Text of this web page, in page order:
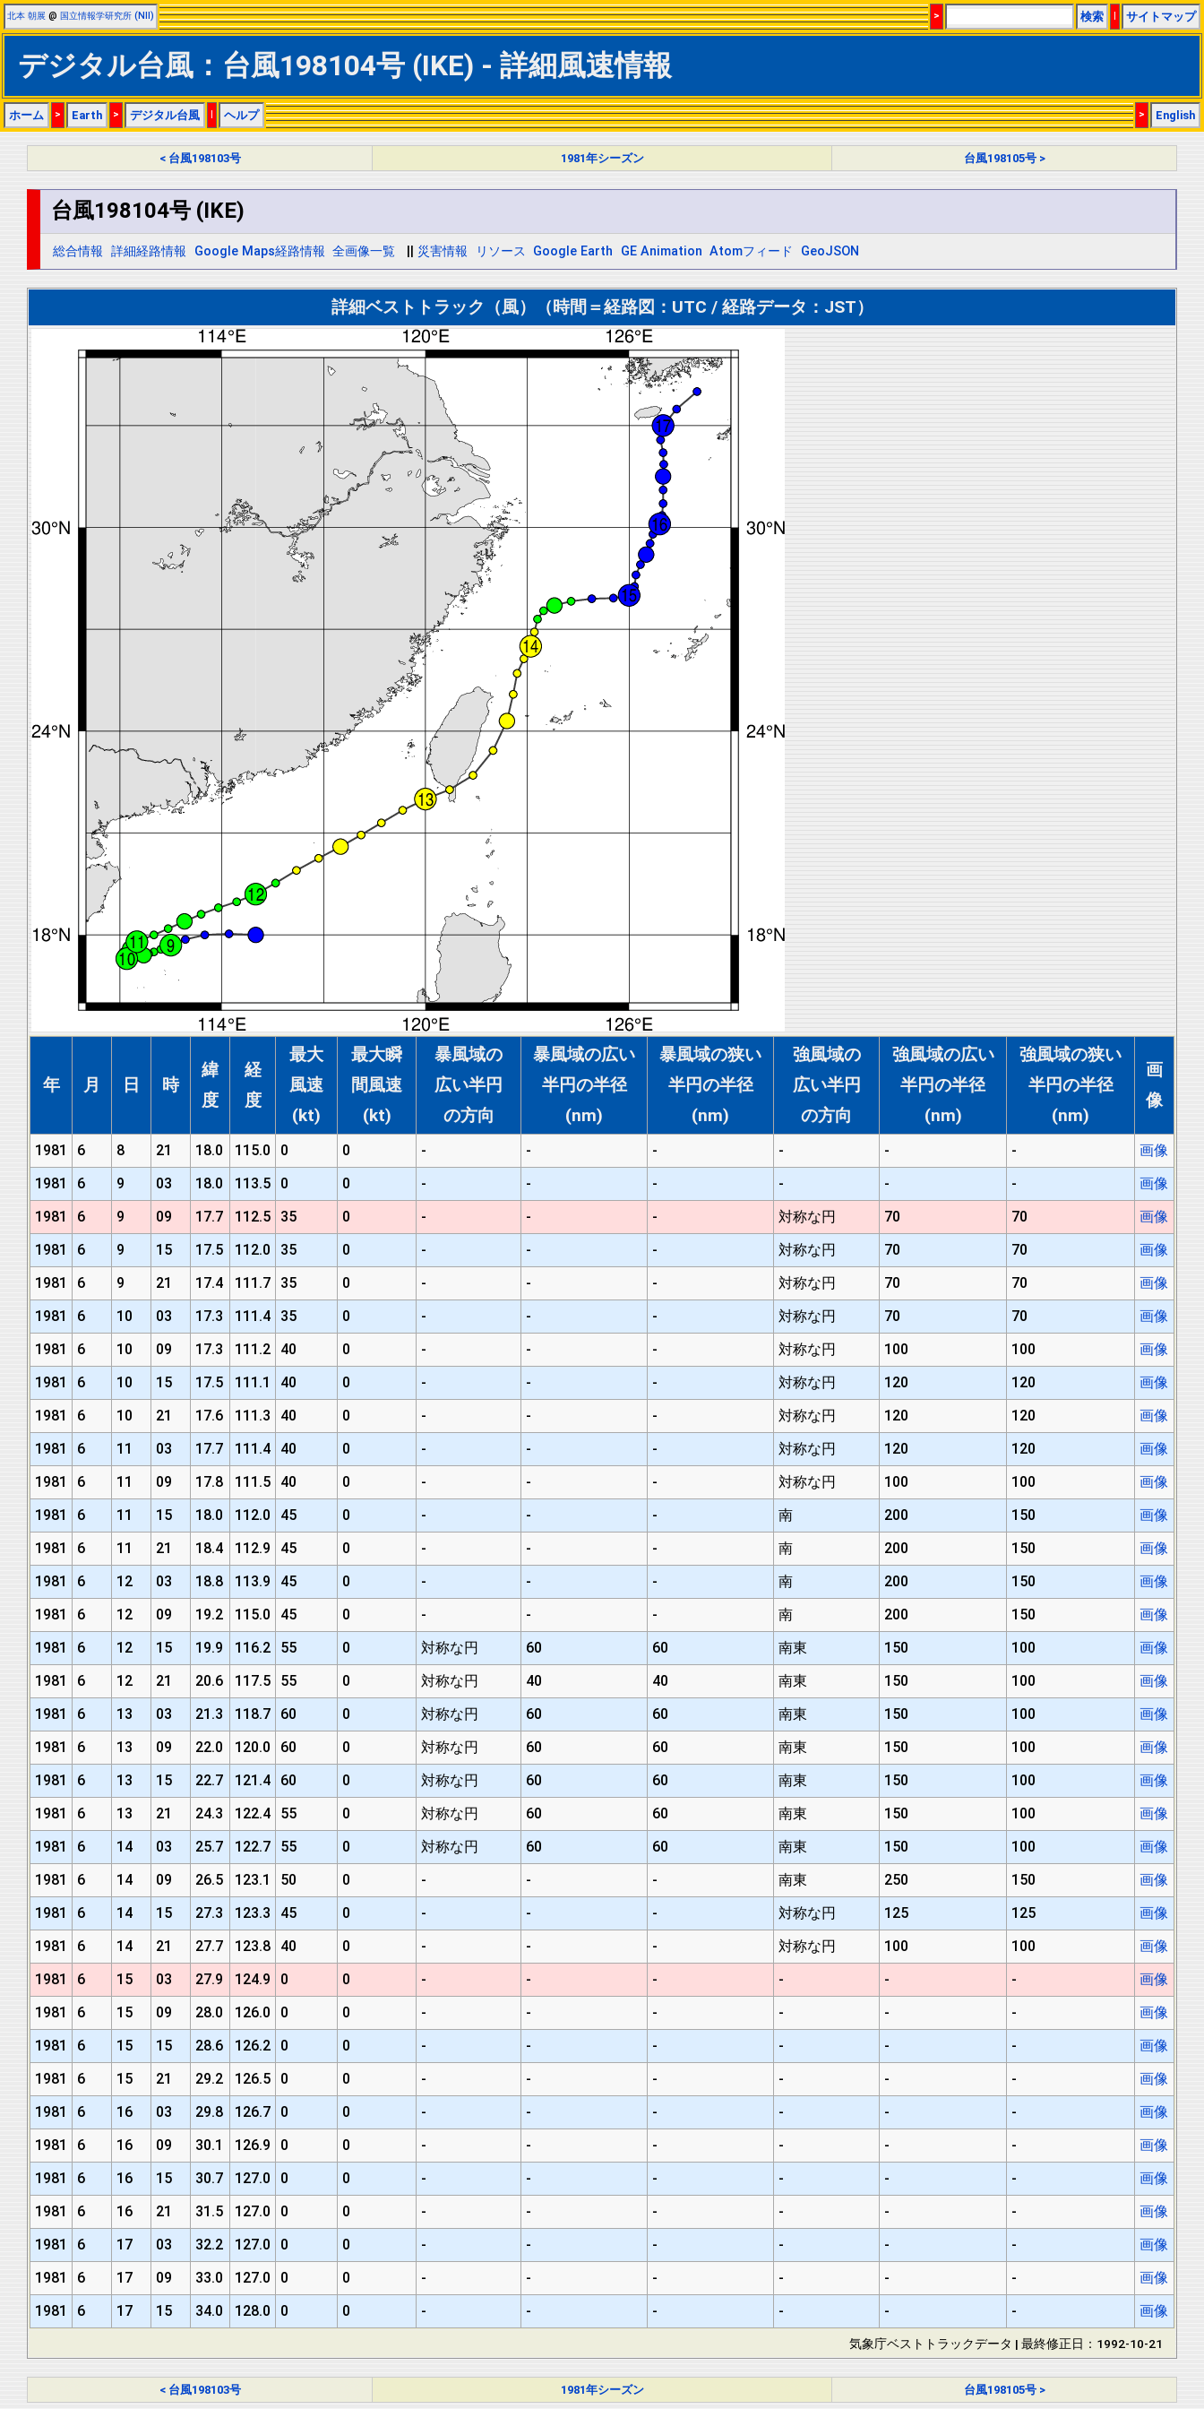
北本 朝展 @ 国立情報学研究所 (NII) > 検索 | サイトマップ
デジタル台風：台風198104号 (IKE) - 詳細風速情報
ホーム > Earth > デジタル台風 | ヘルプ > English
< 台風198103号 1981年シーズン 台風198105号 >
台風198104号 (IKE)
総合情報 詳細経路情報 Google Maps経路情報 全画像一覧 災害情報 リソース Google Earth GE Animation Atomフィード GeoJSON
詳細ベストトラック（風）（時間＝経路図：UTC / 経路データ：JST）
年 月 日 時
緯
度
経
度
最大
風速
(kt)
最大瞬
間風速
(kt)
暴風域の
広い半円
の方向
暴風域の広い
半円の半径
(nm)
暴風域の狭い
半円の半径
(nm)
強風域の
広い半円
の方向
強風域の広い
半円の半径
(nm)
強風域の狭い
半円の半径
(nm)
画
像
1981 6 8 21 18.0 115.0 0 0 - - - - - -
画像
1981
6 9 03 18.0 113.5 0 0 - - - - - -
画像
1981
6 9 09 17.7 112.5 35 0 - - - 対称な円 70 70
画像
1981
6 9 15 17.5 112.0 35 0 - - - 対称な円 70 70
画像
1981
6 9 21 17.4 111.7 35 0 - - - 対称な円 70 70
画像
1981
6 10 03 17.3 111.4 35 0 - - - 対称な円 70 70
画像
1981
6 10 09 17.3 111.2 40 0 - - - 対称な円 100 100
画像
1981
6 10 15 17.5 111.1 40 0 - - - 対称な円 120 120
画像
1981
6 10 21 17.6 111.3 40 0 - - - 対称な円 120 120
画像
1981
6 11 03 17.7 111.4 40 0 - - - 対称な円 120 120
画像
1981
6 11 09 17.8 111.5 40 0 - - - 対称な円 100 100
画像
1981
6 11 15 18.0 112.0 45 0 - - - 南 200 150
画像
1981
6 11 21 18.4 112.9 45 0 - - - 南 200 150
画像
1981
6 12 03 18.8 113.9 45 0 - - - 南 200 150
画像
1981
6 12 09 19.2 115.0 45 0 - - - 南 200 150
画像
1981
6 12 15 19.9 116.2 55 0 対称な円 60 60 南東 150 100
画像
1981
6 12 21 20.6 117.5 55 0 対称な円 40 40 南東 150 100
画像
1981
6 13 03 21.3 118.7 60 0 対称な円 60 60 南東 150 100
画像
1981
6 13 09 22.0 120.0 60 0 対称な円 60 60 南東 150 100
画像
1981
6 13 15 22.7 121.4 60 0 対称な円 60 60 南東 150 100
画像
1981
6 13 21 24.3 122.4 55 0 対称な円 60 60 南東 150 100
画像
1981
6 14 03 25.7 122.7 55 0 対称な円 60 60 南東 150 100
画像
1981
6 14 09 26.5 123.1 50 0 - - - 南東 250 150
画像
1981
6 14 15 27.3 123.3 45 0 - - - 対称な円 125 125
画像
1981
6 14 21 27.7 123.8 40 0 - - - 対称な円 100 100
画像
1981
6 15 03 27.9 124.9 0 0 - - - - - -
画像
1981
6 15 09 28.0 126.0 0 0 - - - - - -
画像
1981
6 15 15 28.6 126.2 0 0 - - - - - -
画像
1981
6 15 21 29.2 126.5 0 0 - - - - - -
画像
1981
6 16 03 29.8 126.7 0 0 - - - - - -
画像
1981
6 16 09 30.1 126.9 0 0 - - - - - -
画像
1981
6 16 15 30.7 127.0 0 0 - - - - - -
画像
1981
6 16 21 31.5 127.0 0 0 - - - - - -
画像
1981
6 17 03 32.2 127.0 0 0 - - - - - -
画像
1981
6 17 09 33.0 127.0 0 0 - - - - - -
画像
1981
6 17 15 34.0 128.0 0 0 - - - - - - 画像
気象庁ベストトラックデータ | 最終修正日：1992-10-21
< 台風198103号 1981年シーズン 台風198105号 >